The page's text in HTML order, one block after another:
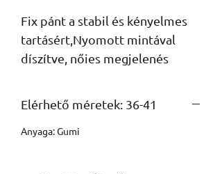
Fix pánt a stabil és kényelmes
tartásért,Nyomott mintával
díszítve, nőies megjelenés
Elérhető méretek: 36-41
Anyaga: Gumi